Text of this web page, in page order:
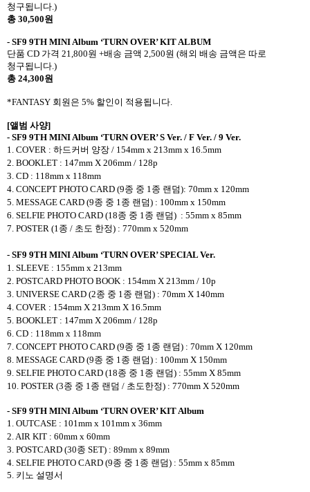
청구됩니다 .)
총 30,500원
- SF9 9TH MINI Album ‘TURN OVER’ KIT ALBUM
단품 CD 가격 21,800원 +배송 금액 2,500원 (해외 배송 금액은 따로
청구됩니다 .)
총 24,300원
*FANTASY 회원은 5% 할인이 적용됩니다
[앨범 사양]
- SF9 9TH MINI Album ‘TURN OVER’ S Ver. / F Ver. / 9 Ver.
1. COVER : 하드커버 양장 / 154mm x 213mm x 16.5mm
2. BOOKLET : 147mm X 206mm / 128p
3. CD : 118mm x 118mm
4. CONCEPT PHOTO CARD (9종 중 1 종 랜덤): 70mm x 120mm
5. MESSAGE CARD (9종 중 1 종 랜덤) : 100mm x 150mm
6. SELFIE PHOTO CARD (18종 중 1 종 랜덤) : 55mm x 85mm
7. POSTER (1 종 / 초도 한정) : 770mm x 520mm
- SF9 9TH MINI Album ‘TURN OVER’ SPECIAL Ver.
1. SLEEVE : 155mm x 213mm
2. POSTCARD PHOTO BOOK : 154mm X 213mm / 10p
3. UNIVERSE CARD (2종 중 1 종 랜덤) : 70mm X 140mm
4. COVER : 154mm X 213mm X 16.5mm
5. BOOKLET : 147mm X 206mm / 128p
6. CD : 118mm x 118mm
7. CONCEPT PHOTO CARD (9종 중 1 종 랜덤) : 70mm X 120mm
8. MESSAGE CARD (9종 중 1 종 랜덤) : 100mm X 150mm
9. SELFIE PHOTO CARD (18종 중 1 종 랜덤) : 55mm X 85mm
10. POSTER (3종 중 1종 랜덤 / 초도한정) : 770mm X 520mm
- SF9 9TH MINI Album ‘TURN OVER’ KIT Album
1. OUTCASE : 101mm x 101mm x 36mm
2. AIR KIT : 60mm x 60mm
3. POSTCARD (30종 SET) : 89mm x 89mm
4. SELFIE PHOTO CARD (9종 중 1 종 랜덤) : 55mm x 85mm
5. 키노 설명서